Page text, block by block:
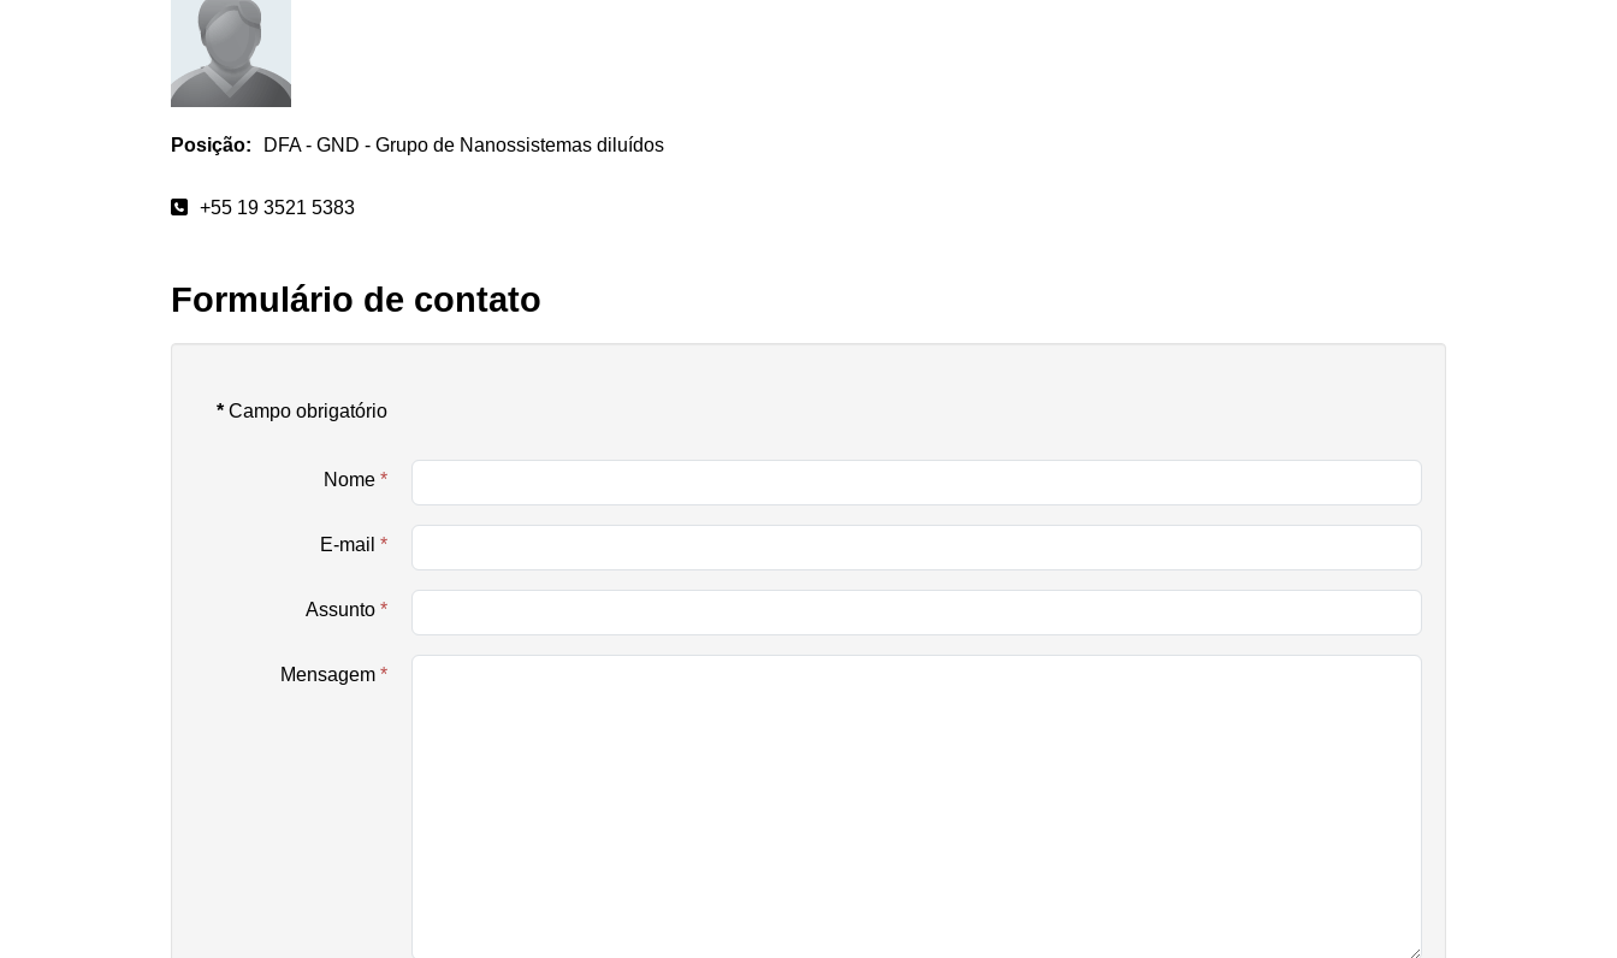
Posição: DFA - GND - Grupo de Nanossistemas diluídos
+55 19 3521 5383
Formulário de contato
* Campo obrigatório
Nome *
E-mail *
Assunto *
Mensagem *